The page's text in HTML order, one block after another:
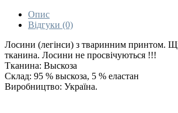
Опис
Відгуки (0)
Лосини (легінси) з тваринним принтом.
тканина. Лосини не просвічуються !!!
Тканина: Выскоза
Склад: 95 % выскоза, 5 % еластан
Виробництво: Україна.